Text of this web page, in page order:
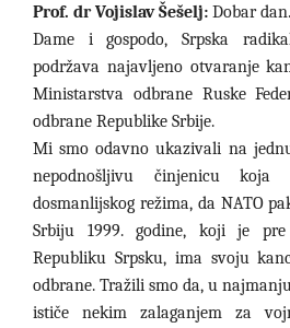
Prof. dr Vojislav Šešelj: Dobar dan.
Dame i gospodo, Srpska
podržava najavljeno otvaranje
Ministarstva odbrane Ruske
odbrane Republike Srbije.
Mi smo odavno ukazivali na
nepodnošljivu činjenicu
dosmanlijskog režima, da NATO
Srbiju 1999. godine, koji je
Republiku Srpsku, ima svoju
odbrane. Tražili smo da, u
ističe nekim zalaganjem za